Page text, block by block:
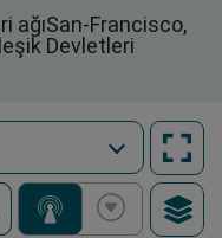
ağıSan-Francisco,
Devletleri